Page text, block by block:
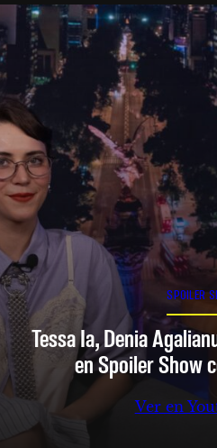
SPOILER
Tessa Ia, Denia
en Spoiler Show
Ver en